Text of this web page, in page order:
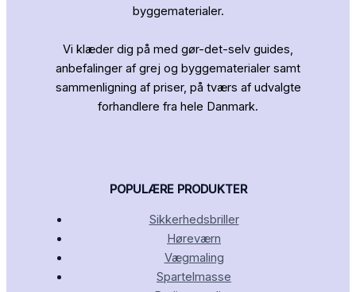
byggematerialer.
Vi klæder dig på med gør-det-selv guides,
anbefalinger af grej og byggematerialer samt
sammenligning af priser, på tværs af udvalgte
forhandlere fra hele Danmark.
POPULÆRE PRODUKTER
Sikkerhedsbriller
Høreværn
Vægmaling
Spartelmasse